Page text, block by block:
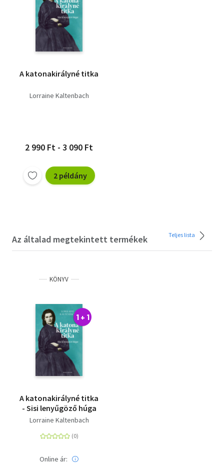
A katonakirályné titka
Lorraine Kaltenbach
2 990 Ft - 3 090 Ft
2 példány
Az általad megtekintett termékek Teljes lista
KÖNYV
1 + 1
A katonakirályné titka
- Sisi lenyűgöző húga
Lorraine Kaltenbach
Online ár: